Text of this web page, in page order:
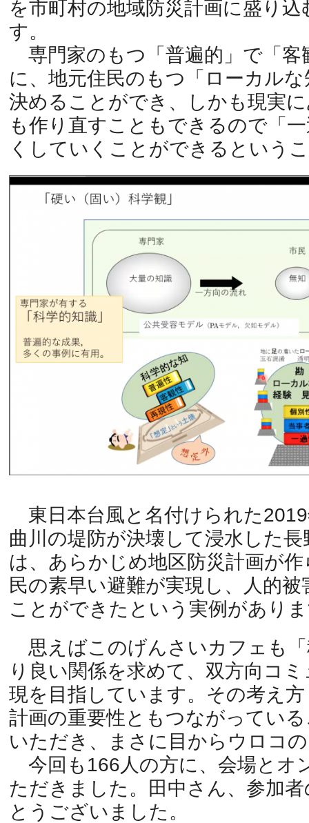
を市町村の地域防災計画に盛り
す。
専門家のもつ「普遍的」で「客
に、地元住民のもつ「ローカル
決めることができ、しかも現実
も作り直すこともできるので「
くしていくことができるという
東日本台風と名付けられた
曲川の堤防が決壊して浸水した
は、あらかじめ地区防災計画が
民の素早い避難が実現し、人的
ことができたという実例があり
思えばこのげんさいカフェも
り良い関係を求めて、双方向コ
現を目指しています。その考え
計画の重要性ともつながってい
いただき、まさに目からウロコ
今回も166人の方に、会場とオ
ただきました。田中さん、参加
とうございました。